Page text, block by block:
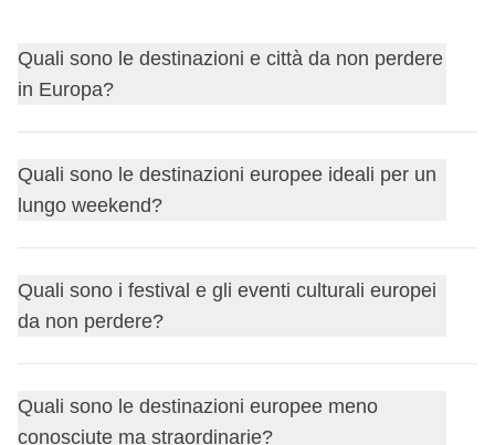
Quali sono le destinazioni e città da non perdere
in Europa?
Tra le tappe più amate ci sono:
Parigi
Amsterdam
Praga
Le isole greche
offrono paesaggi ed esperienze autentiche.
Quali sono le destinazioni europee ideali per un
lungo weekend?
Città come:
Barcellona
Vienna
Quali sono i festival e gli eventi culturali europei
da non perdere?
Tra i più iconici ci sono:
Il Carnevale di Venezia
Quali sono le destinazioni europee meno
conosciute ma straordinarie?